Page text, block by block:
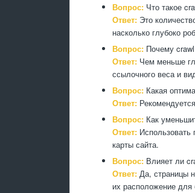
Вопрос: Что такое
Ответ: Это
насколько глубоко
Вопрос: Почему
Ответ: Чем меньше
ссылочного веса и
Вопрос: Какая
Ответ:
Вопрос: Как
Ответ: Использовать
карты сайта.
Вопрос: Влияет ли
Ответ: Да, страницы
их расположение для